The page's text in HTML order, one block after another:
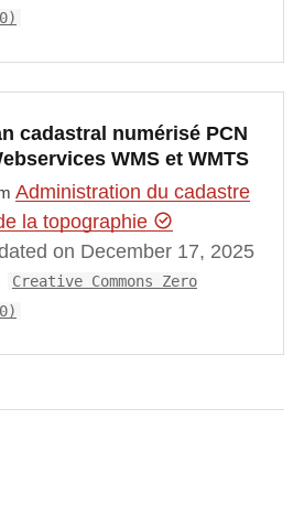
cadastral numérisé PCN
WMS et WMTS
Administration du cadastre
la topographie
on December 17, 2025
Creative Commons Zero